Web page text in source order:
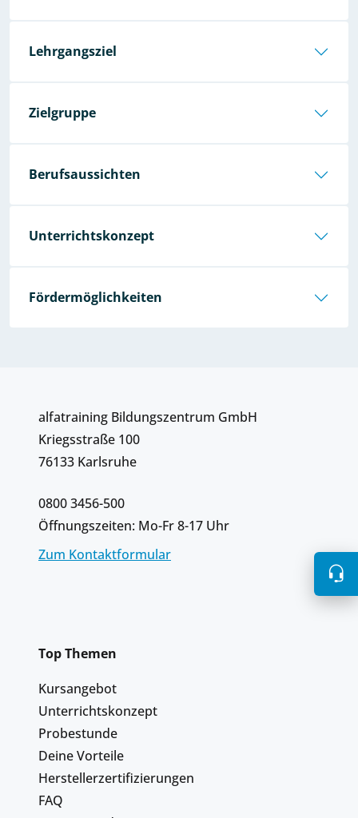
Lehrgangsziel
Zielgruppe
Berufsaussichten
Unterrichtskonzept
Fördermöglichkeiten
alfatraining Bildungszentrum GmbH
Kriegsstraße 100
76133 Karlsruhe
0800 3456-500
Öffnungszeiten: Mo-Fr 8-17 Uhr
Zum Kontaktformular
Top Themen
Kursangebot
Unterrichtskonzept
Probestunde
Deine Vorteile
Herstellerzertifizierungen
FAQ